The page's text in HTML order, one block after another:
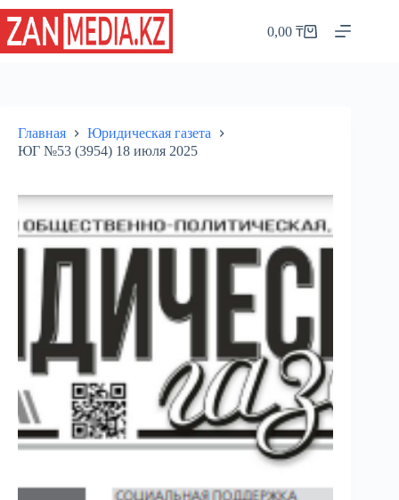
Перейти
сути
Корзина
0,00₸
Главная
Юридическая газета
ЮГ №53 (3954) 18 июля 2025